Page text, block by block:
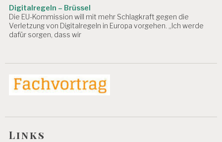
Digitalregeln – Brüssel
Die EU-Kommission will mit mehr Schlagkraft gegen die
Verletzung von Digitalregeln in Europa vorgehen. „Ich werde
dafür sorgen, dass wir
Links